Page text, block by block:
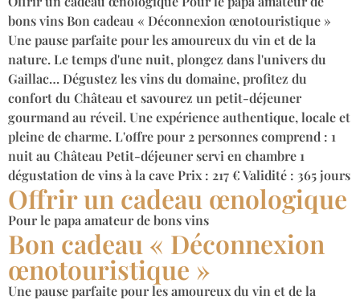
bons vins Bon cadeau « Déconnexion œnotouristique »
Une pause parfaite pour les amoureux du vin et de la
nature. Le temps d'une nuit, plongez dans l'univers du
Gaillac… Dégustez les vins du domaine, profitez du
confort du Château et savourez un petit-déjeuner
gourmand au réveil. Une expérience authentique, locale et
pleine de charme. L'offre pour 2 personnes comprend : 1
nuit au Château Petit-déjeuner servi en chambre 1
dégustation de vins à la cave Prix : 217 € Validité : 365 jours
Offrir un cadeau œnologique
Pour le papa amateur de bons vins
Bon cadeau « Déconnexion
œnotouristique »
Une pause parfaite pour les amoureux du vin et de la